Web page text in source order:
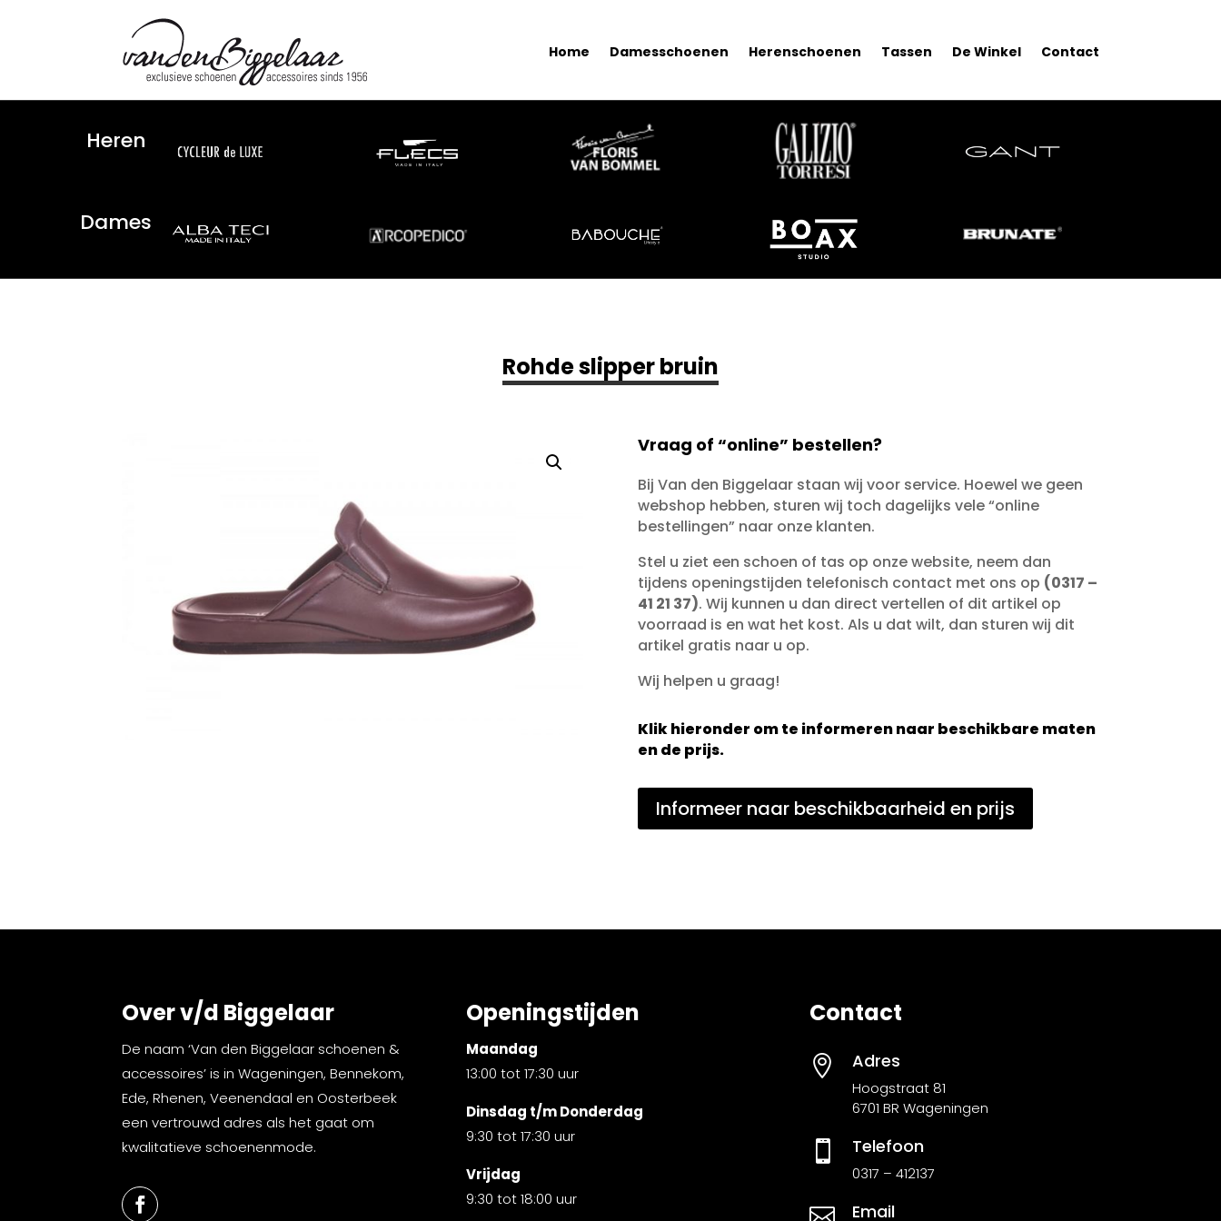
Home Damesschoenen Herenschoenen Tassen De Winkel Contact
Heren
Dames
Rohde slipper bruin
Vraag of “online” bestellen?
Bij Van den Biggelaar staan wij voor service. Hoewel we geen
webshop hebben, sturen wij toch dagelijks vele “online
bestellingen” naar onze klanten.
Stel u ziet een schoen of tas op onze website, neem dan
tijdens openingstijden telefonisch contact met ons op (0317 –
41 21 37). Wij kunnen u dan direct vertellen of dit artikel op
voorraad is en wat het kost. Als u dat wilt, dan sturen wij dit
artikel gratis naar u op.
Wij helpen u graag!
Klik hieronder om te informeren naar beschikbare maten
en de prijs.
Informeer naar beschikbaarheid en prijs
Over v/d Biggelaar
De naam ‘Van den Biggelaar schoenen &
accessoires’ is in Wageningen, Bennekom,
Ede, Rhenen, Veenendaal en Oosterbeek
een vertrouwd adres als het gaat om
kwalitatieve schoenenmode.
Openingstijden
Maandag
13:00 tot 17:30 uur
Dinsdag t/m Donderdag
9:30 tot 17:30 uur
Vrijdag
9:30 tot 18:00 uur
Contact
 Adres
Hoogstraat 81
6701 BR Wageningen
 Telefoon
0317 – 412137
Email